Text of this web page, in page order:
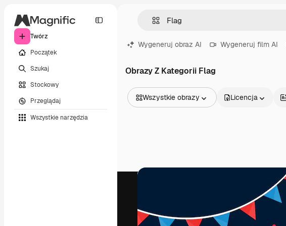
Twórz
Początek
Szukaj
Stockowy
Przeglądaj
Wszystkie narzędzia
Wygeneruj obraz AI Wygeneruj film AI
Obrazy Z Kategorii Flag
Wszystkie obrazy
Filmy
Ikony
Modele 3D
Czcionki
Licencja